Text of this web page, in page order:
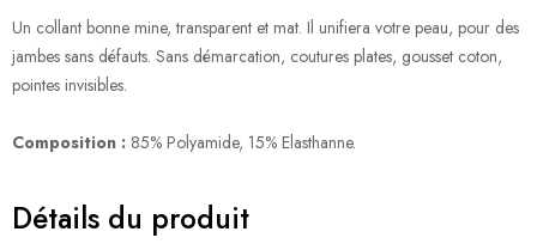
Un collant bonne mine, transparent et mat. Il unifiera votre peau, pour des
jambes sans défauts. Sans démarcation, coutures plates, gousset coton,
pointes invisibles.
Composition : 85% Polyamide, 15% Elasthanne.
Détails du produit